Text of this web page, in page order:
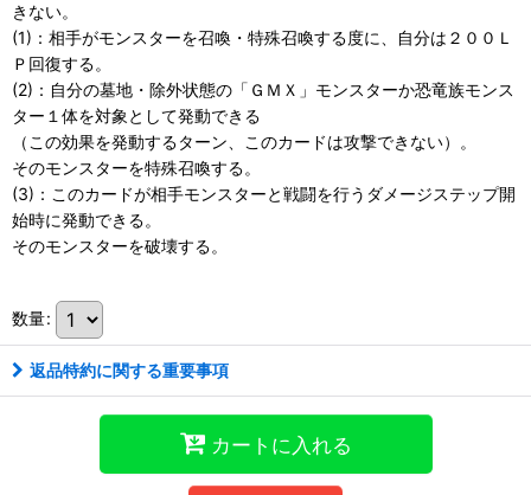
きない。
(1)：相手がモンスターを召喚・特殊召喚する度に、自分は２００Ｌ
Ｐ回復する。
(2)：自分の墓地・除外状態の「ＧＭＸ」モンスターか恐竜族モンス
ター１体を対象として発動できる
（この効果を発動するターン、このカードは攻撃できない）。
そのモンスターを特殊召喚する。
(3)：このカードが相手モンスターと戦闘を行うダメージステップ開
始時に発動できる。
そのモンスターを破壊する。
数量:
返品特約に関する重要事項
カートに入れる